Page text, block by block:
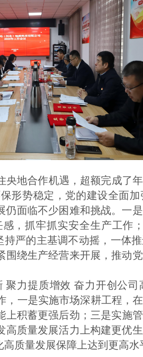
央地合作机遇，超额完成了
形势稳定，党的建设全面加
仍面临不少困难和挑战。一是
感，抓牢抓实安全生产工作
严的主基调不动摇，一体
绕生产经营来开展，推动
聚力提质增效 奋力开创公司
，一是实施市场深耕工程，
上积蓄更强后劲；三是实施
高质量发展活力上构建更优
质量发展保障上达到更高水